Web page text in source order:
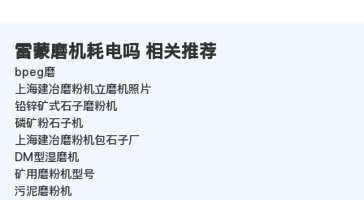
雷蒙磨机耗电吗 相关推荐
bpeg磨
上海建冶磨粉机立磨机照片
铅锌矿式石子磨粉机
磷矿粉石子机
上海建冶磨粉机包石子厂
DM型湿磨机
矿用磨粉机型号
污泥磨粉机